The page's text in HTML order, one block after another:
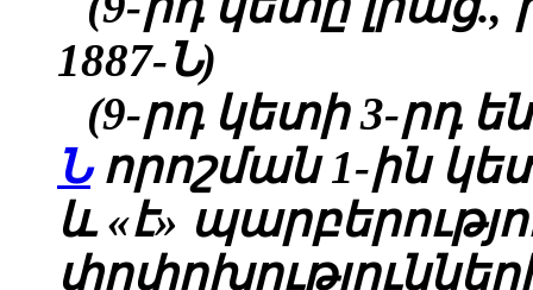
1887-Ն)
(9-րդ կետի 3-րդ
Նորոշման1-ին
և «է»